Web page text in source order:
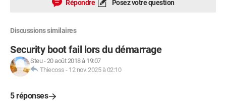
Répondre Posez votre question
Discussions similaires
Security boot fail lors du démarrage
Steu-20 août 2018 à 19:07
Thiecoss - 12 nov. 2025 à 02:10
5 réponses